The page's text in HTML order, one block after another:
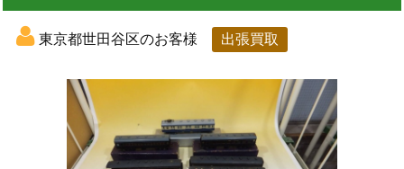
東京都世田谷区のお客様 出張買取